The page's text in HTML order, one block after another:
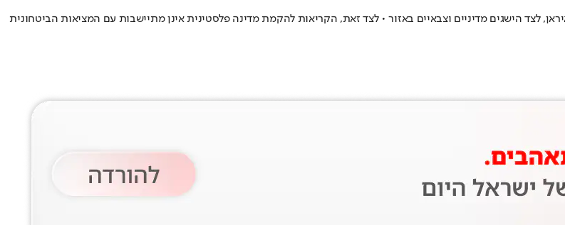
לצד הישגים מדיניים וצבאיים באזור • לצד זאת, הקריאות להקמת מדינה פלסטינית אינן מתיישבות עם המציאות הביטחונית